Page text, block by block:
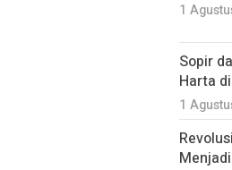
1
Sopir
Harta
1